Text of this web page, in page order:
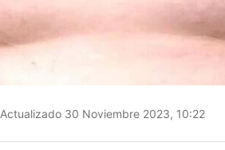
Actualizado 30 Noviembre 2023, 10:22